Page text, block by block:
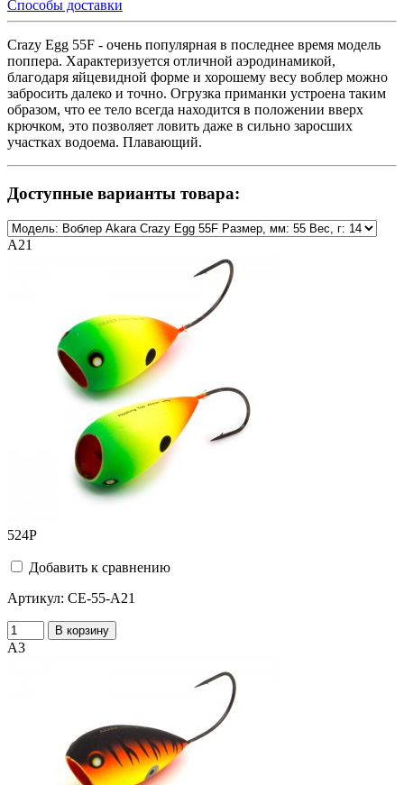
Способы доставки
Crazy Egg 55F - очень популярная в последнее время модель
поппера. Характеризуется отличной аэродинамикой,
благодаря яйцевидной форме и хорошему весу воблер можно
забросить далеко и точно. Огрузка приманки устроена таким
образом, что ее тело всегда находится в положении вверх
крючком, это позволяет ловить даже в сильно заросших
участках водоема. Плавающий.
Доступные варианты товара:
A21
524Р
Добавить к сравнению
Артикул: CE-55-A21
В корзину
A3